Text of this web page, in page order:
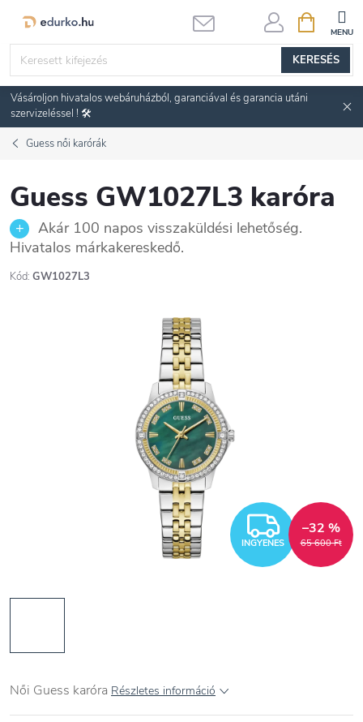
KERESÉS
KOSÁR
Vásároljon hivatalos webáruházból, garanciával és garancia utáni
szervizeléssel ! 🛠️
Guess női karórák
Guess GW1027L3 karóra
Akár 100 napos visszaküldési lehetőség.
Hivatalos márkakereskedő.
Kód: GW1027L3
INGYENES 65 600 Ft
–32 %
Női Guess karóra Részletes információ